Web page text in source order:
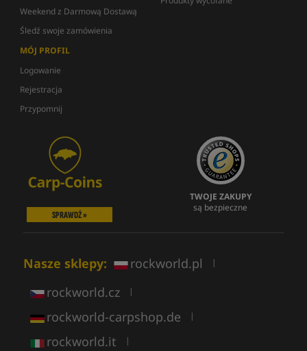
Weekend z Darmową Dostawą
Śledź swoje zamówienia
MÓJ PROFIL
Logowanie
Rejestracja
Przypomnij
SPRAWDŹ »
TWOJE ZAKUPY
są bezpieczne
Nasze sklepy: rockworld.pl |
rockworld.cz |
rockworld-carpshop.de |
rockworld.it |